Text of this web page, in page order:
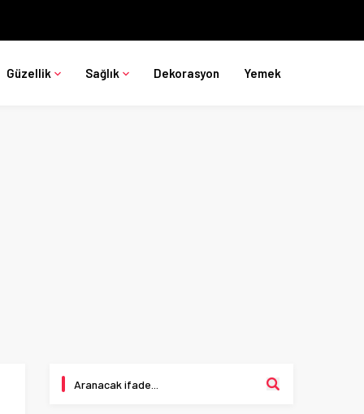
Güzellik Sağlık Dekorasyon Yemek